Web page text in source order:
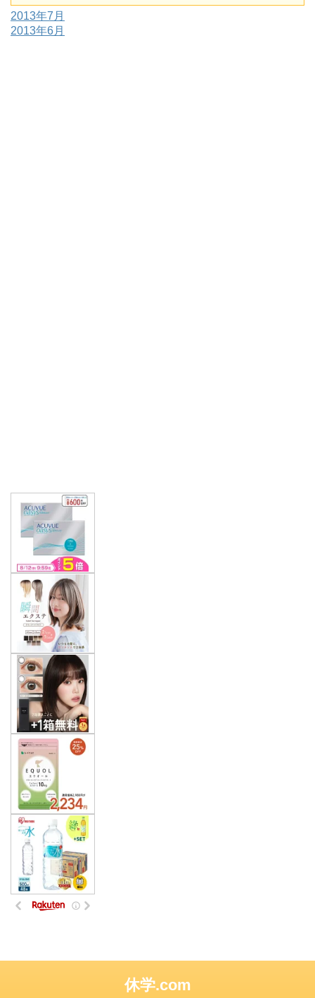
2013年7月
2013年6月
休学.com